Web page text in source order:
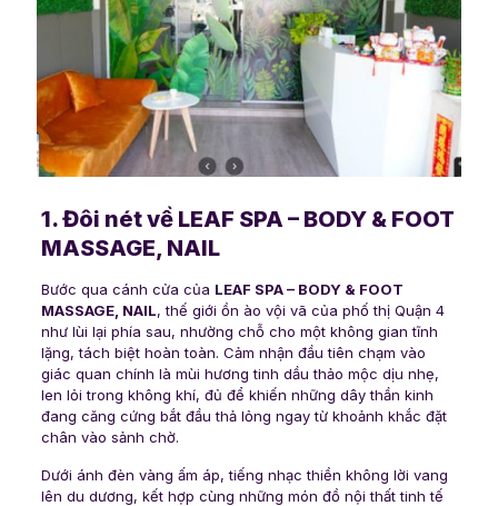
1. Đôi nét về LEAF SPA – BODY & FOOT
MASSAGE, NAIL
Bước qua cánh cửa của LEAF SPA – BODY & FOOT
MASSAGE, NAIL, thế giới ồn ào vội vã của phố thị Quận 4
như lùi lại phía sau, nhường chỗ cho một không gian tĩnh
lặng, tách biệt hoàn toàn. Cảm nhận đầu tiên chạm vào
giác quan chính là mùi hương tinh dầu thảo mộc dịu nhẹ,
len lỏi trong không khí, đủ để khiến những dây thần kinh
đang căng cứng bắt đầu thả lỏng ngay từ khoảnh khắc đặt
chân vào sảnh chờ.
Dưới ánh đèn vàng ấm áp, tiếng nhạc thiền không lời vang
lên du dương, kết hợp cùng những món đồ nội thất tinh tế